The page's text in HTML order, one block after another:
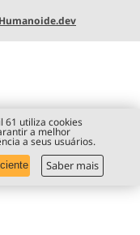
Humanoide.dev
61 utiliza cookies
a melhor
a seus usuários.
Saber mais